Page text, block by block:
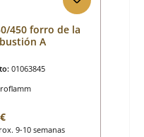
450 forro de la
A
01063845
9-10 semanas